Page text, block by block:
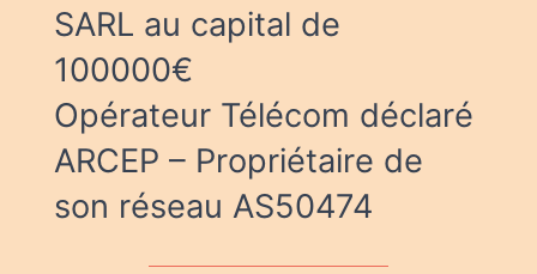
SARL au capital de
100000€
Opérateur Télécom déclaré
ARCEP – Propriétaire de
son réseau AS50474